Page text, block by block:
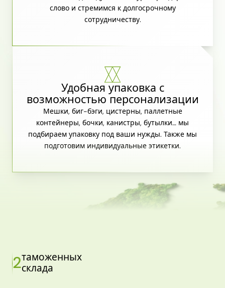
слово и стремимся к долгосрочному
сотрудничеству.
Удобная упаковка с
возможностью персонализации
Мешки, биг-бэги, цистерны, паллетные
контейнеры, бочки, канистры, бутылки… мы
подбираем упаковку под ваши нужды. Также мы
подготовим индивидуальные этикетки.
2таможенных
склада